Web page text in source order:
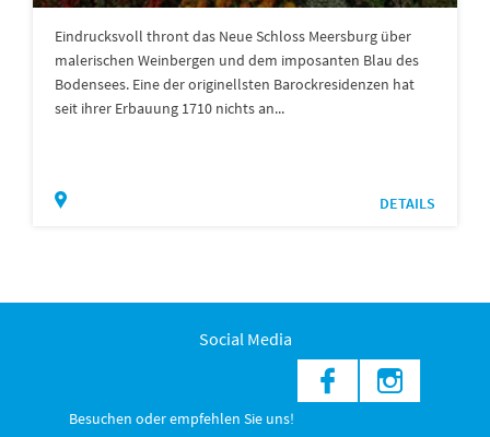
Eindrucksvoll thront das Neue Schloss Meersburg über
malerischen Weinbergen und dem imposanten Blau des
Bodensees. Eine der originellsten Barockresidenzen hat
seit ihrer Erbauung 1710 nichts an...
DETAILS
Social Media
Besuchen oder empfehlen Sie uns!